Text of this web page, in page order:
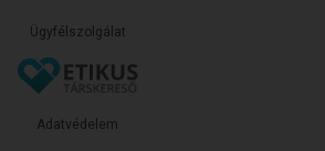
Ügyfélszolgálat
Adatvédelem